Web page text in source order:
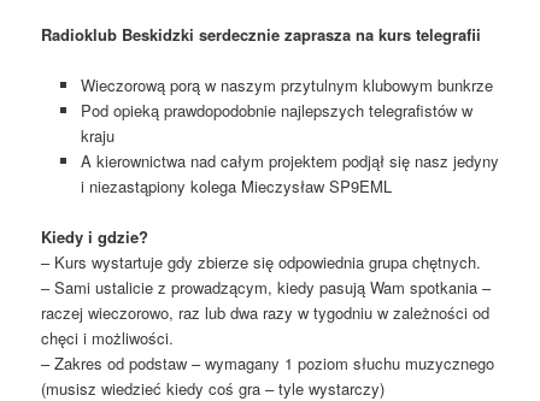
Radioklub Beskidzki serdecznie zaprasza na kurs telegrafii
Wieczorową porą w naszym przytulnym klubowym bunkrze
Pod opieką prawdopodobnie najlepszych telegrafistów w
kraju
A kierownictwa nad całym projektem podjął się nasz jedyny
i niezastąpiony kolega Mieczysław SP9EML
Kiedy i gdzie?
– Kurs wystartuje gdy zbierze się odpowiednia grupa chętnych.
– Sami ustalicie z prowadzącym, kiedy pasują Wam spotkania –
raczej wieczorowo, raz lub dwa razy w tygodniu w zależności od
chęci i możliwości.
– Zakres od podstaw – wymagany 1 poziom słuchu muzycznego
(musisz wiedzieć kiedy coś gra – tyle wystarczy)